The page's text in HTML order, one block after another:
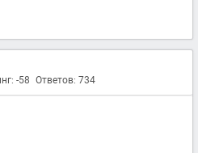
-58 Ответов: 734